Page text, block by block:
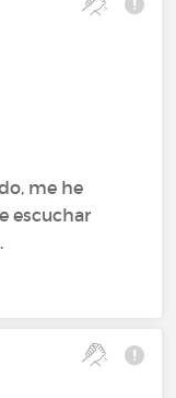
me he
escuchar